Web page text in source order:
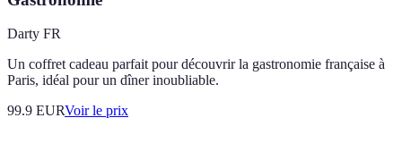
Darty FR
Un coffret cadeau parfait pour découvrir la gastronomie française à
Paris, idéal pour un dîner inoubliable.
99.9 EURVoir le prix